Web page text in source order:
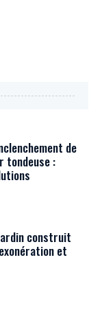
de
tondeuse :
construit
et